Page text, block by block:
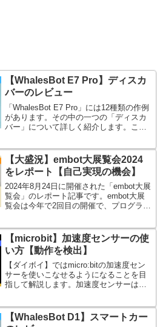
【WhalesBot E7 Pro】ディスカ
バーのレビュー
「WhalesBot E7 Pro」には12種類の作例
があります。その中の一つの「ディスカ
バー」について詳しく紹介します。この
【大盛況】embot大展覧会2024
をレポート【自己実現の機会】
2024年8月24日に開催された「embot大展
覧会」のレポート記事です。embot大展
覧会は今年で2回目の開催で、プログラミ
【microbit】加速度センサーの使
い方【動作を検出】
【ダイボイ】ではmicro:bitの加速度セン
サーを使いこなせるようになることを目
指して解説します。加速度センサーはス
【WhalesBot D1】スマートカー